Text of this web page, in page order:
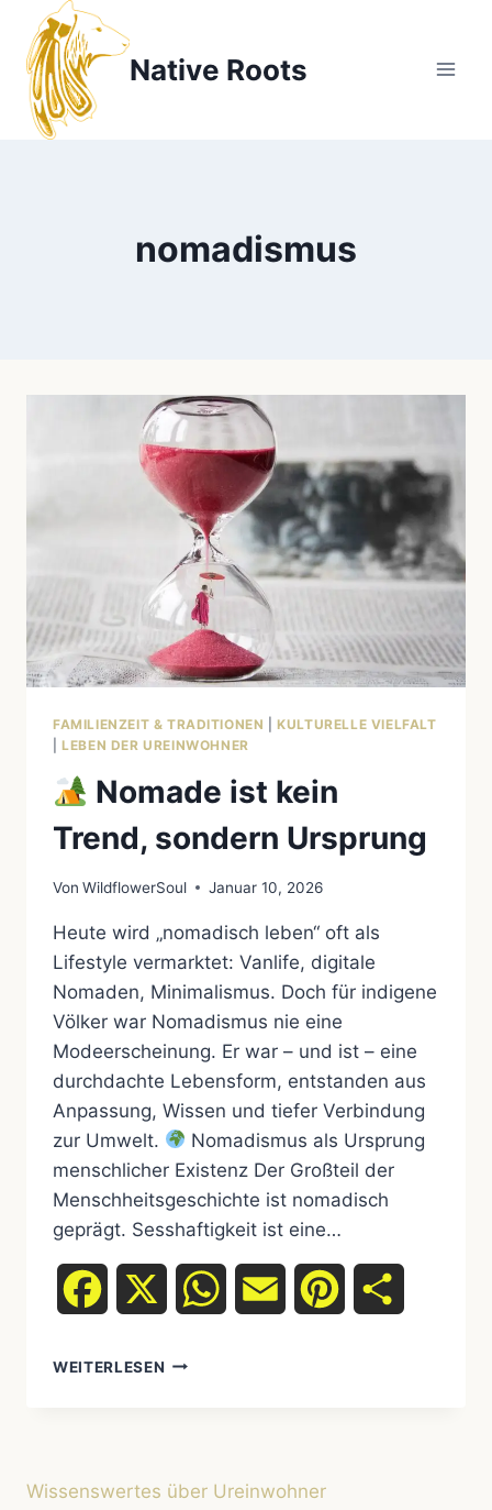
Inhalt
springen
Native Roots
nomadismus
FAMILIENZEIT & TRADITIONEN |KULTURELLE VIELFALT
|LEBEN DER UREINWOHNER
Nomade ist kein
Trend, sondern Ursprung
Von WildflowerSoul Januar 10, 2026
Heute wird „nomadisch leben“ oft als
Lifestyle vermarktet: Vanlife, digitale
Nomaden, Minimalismus. Doch für indigene
Völker war Nomadismus nie eine
Modeerscheinung. Er war – und ist – eine
durchdachte Lebensform, entstanden aus
Anpassung, Wissen und tiefer Verbindung
zur Umwelt.
Nomadismus als Ursprung
menschlicher Existenz Der Großteil der
Menschheitsgeschichte ist nomadisch
geprägt. Sesshaftigkeit ist eine…
Facebook WhatsAppEmail Pinterest
WEITERLESEN
URSPRUNG
Wissenswertes über Ureinwohner